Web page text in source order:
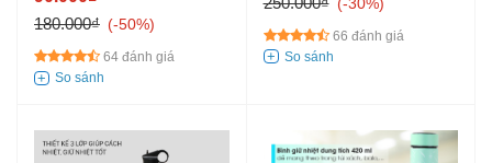
180.000₫
-50%
64 đánh giá
66 đánh giá